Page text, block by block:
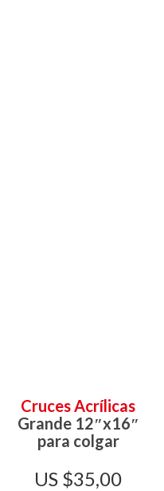
Cruces Acrílicas
Grande 12″x16″
para colgar
$35,00